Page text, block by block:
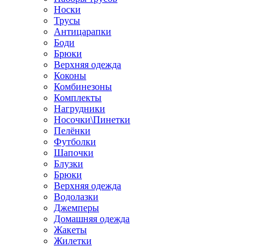
Носки
Трусы
Антицарапки
Боди
Брюки
Верхняя одежда
Коконы
Комбинезоны
Комплекты
Нагрудники
Носочки\Пинетки
Пелёнки
Футболки
Шапочки
Блузки
Брюки
Верхняя одежда
Водолазки
Джемперы
Домашняя одежда
Жакеты
Жилетки